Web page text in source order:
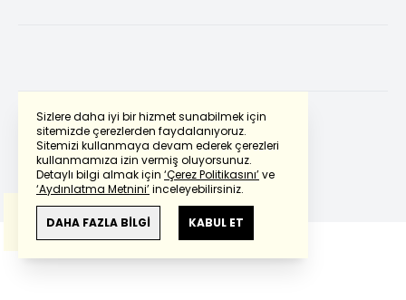
Sizlere daha iyi bir hizmet sunabilmek için
sitemizde çerezlerden faydalanıyoruz.
Sitemizi kullanmaya devam ederek çerezleri
kullanmamıza izin vermiş oluyorsunuz.
Detaylı bilgi almak için ‘Çerez Politikasını’ve
‘Aydınlatma Metnini’inceleyebilirsiniz.
DAHA FAZLA BİLGİ KABUL ET
Powered by Translate
Bu çevirideGoogle Transletekullanılmıştır.
Anlam ve çeviri hatalarından
haberturk.com
sorumlu değildir.